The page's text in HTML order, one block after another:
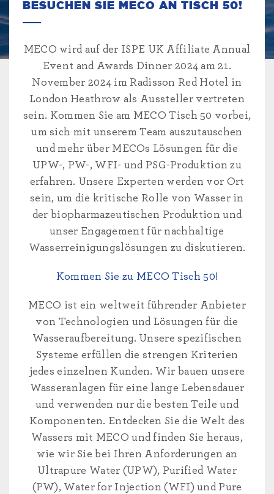
BESUCHEN SIE MECO AN TISCH 50!
MECO wird auf der ISPE UK Affiliate Annual
Event and Awards Dinner 2024 am 21.
November 2024 im Radisson Red Hotel in
London Heathrow als Aussteller vertreten
sein. Kommen Sie am MECO Tisch 50 vorbei,
um sich mit unserem Team auszutauschen
und mehr über MECOs Lösungen für die
UPW-, PW-, WFI- und PSG-Produktion zu
erfahren. Unsere Experten werden vor Ort
sein, um die kritische Rolle von Wasser in
der biopharmazeutischen Produktion und
unser Engagement für nachhaltige
Wasserreinigungslösungen zu diskutieren.
Kommen Sie zu MECO Tisch 50!
MECO ist ein weltweit führender Anbieter
von Technologien und Lösungen für die
Wasseraufbereitung. Unsere spezifischen
Systeme erfüllen die strengen Kriterien
jedes einzelnen Kunden. Wir bauen unsere
Wasseranlagen für eine lange Lebensdauer
und verwenden nur die besten Teile und
Komponenten. Entdecken Sie die Welt des
Wassers mit MECO und finden Sie heraus,
wie wir Sie bei Ihren Anforderungen an
Ultrapure Water (UPW), Purified Water
(PW), Water for Injection (WFI) und Pure